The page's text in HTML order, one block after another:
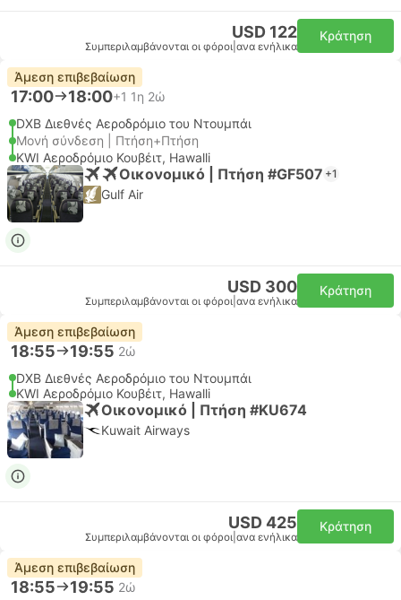
USD 122
Συμπεριλαμβάνονται οι φόροι ανα ενήλικα
Κράτηση
Άμεση επιβεβαίωση
17:00 18:00+1 1η 2ώ
DXB Διεθνές Αεροδρόμιο του Ντουμπάι
Μονή σύνδεση | Πτήση+Πτήση
KWI Αεροδρόμιο Κουβέιτ, Hawalli
Οικονομικό | Πτήση #GF507 +1
Gulf Air
USD 300
Συμπεριλαμβάνονται οι φόροι ανα ενήλικα
Κράτηση
Άμεση επιβεβαίωση
18:55 19:55 2ώ
DXB Διεθνές Αεροδρόμιο του Ντουμπάι
KWI Αεροδρόμιο Κουβέιτ, Hawalli
Οικονομικό | Πτήση #KU674
Kuwait Airways
USD 425
Συμπεριλαμβάνονται οι φόροι ανα ενήλικα
Κράτηση
Άμεση επιβεβαίωση
18:55 19:55 2ώ